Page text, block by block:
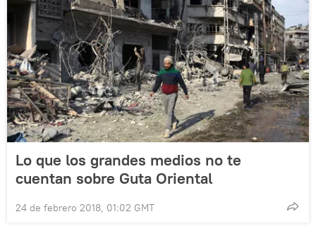
Lo que los grandes medios no te
cuentan sobre Guta Oriental
24 de febrero 2018, 01:02 GMT